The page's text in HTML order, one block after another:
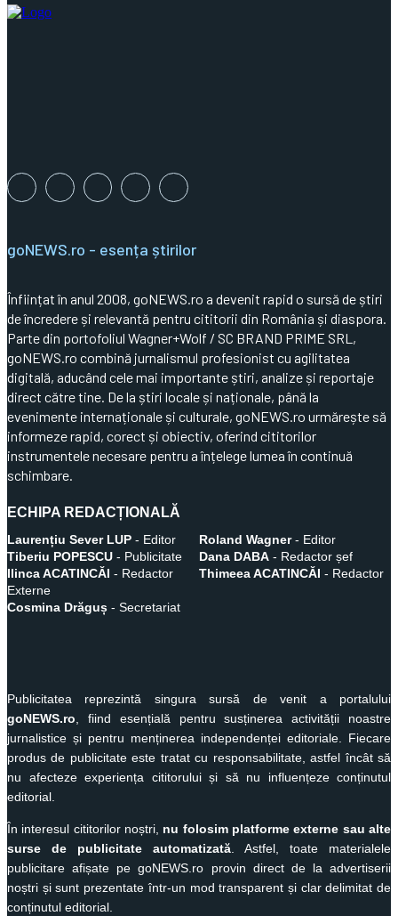
goNEWS.ro - esența știrilor
Înființat în anul 2008, goNEWS.ro a devenit rapid o sursă de știri
de încredere și relevantă pentru cititorii din România și diaspora.
Parte din portofoliul Wagner+Wolf / SC BRAND PRIME SRL,
goNEWS.ro combină jurnalismul profesionist cu agilitatea
digitală, aducând cele mai importante știri, analize și reportaje
direct către tine. De la știri locale și naționale, până la
evenimente internaționale și culturale, goNEWS.ro urmărește să
informeze rapid, corect și obiectiv, oferind cititorilor
instrumentele necesare pentru a înțelege lumea în continuă
schimbare.
ECHIPA REDACȚIONALĂ
Laurențiu Sever LUP - Editor Roland Wagner- Editor
Tiberiu POPESCU - Publicitate Dana DABA - Redactor șef
Ilinca ACATINCĂI - Redactor
Externe
Thimeea ACATINCĂI - Redactor
Cosmina Drăguș - Secretariat
Publicitatea reprezintă singura sursă de venit a portalului
goNEWS.ro , fiind esențială pentru susținerea activității noastre
jurnalistice și pentru menținerea independenței editoriale. Fiecare
produs de publicitate este tratat cu responsabilitate, astfel încât să
nu afecteze experiența cititorului și să nu influențeze conținutul
editorial.
În interesul cititorilor noștri, nu folosim platforme externe sau alte
surse de publicitate automatizată . Astfel, toate materialele
publicitare afișate pe goNEWS.ro provin direct de la advertiserii
noștri și sunt prezentate într-un mod transparent și clar delimitat de
conținutul editorial.